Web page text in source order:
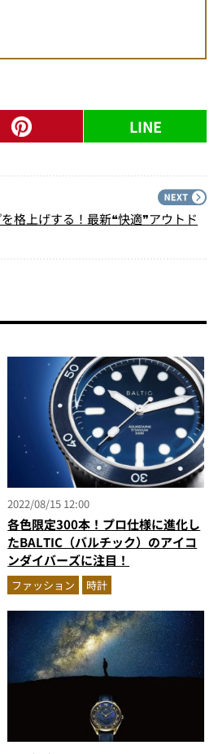
LINE
格上げする！最新❝快適❞アウトド
2022/08/15 12:00
各色限定300本！プロ仕様に進化し
たBALTIC（バルチック）のアイコ
ンダイバーズに注目！
ファッション 時計